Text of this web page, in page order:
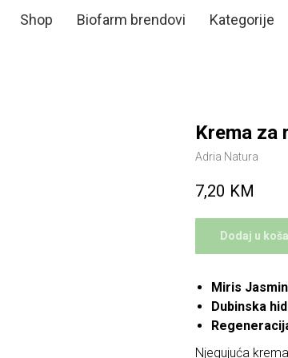
Shop Biofarm brendovi Kategorije
Krema za
Adria Natura
7,20 KM
Dodaj u
Miris
Dubinska
Njegujuća